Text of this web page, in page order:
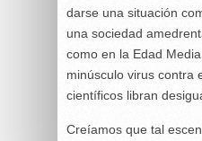
darse una situación
una sociedad
como en la Edad
minúsculo virus contra
científicos libran
Creíamos que tal